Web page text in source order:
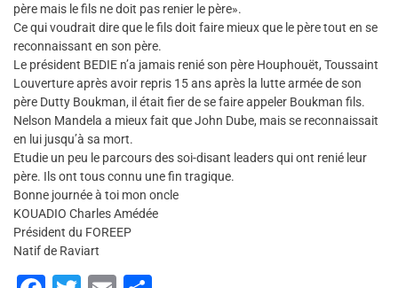
père mais le fils ne doit pas renier le père».
Ce qui voudrait dire que le fils doit faire mieux que le père tout en se
reconnaissant en son père.
Le président BEDIE n’a jamais renié son père Houphouët, Toussaint
Louverture après avoir repris 15 ans après la lutte armée de son
père Dutty Boukman, il était fier de se faire appeler Boukman fils.
Nelson Mandela a mieux fait que John Dube, mais se reconnaissait
en lui jusqu’à sa mort.
Etudie un peu le parcours des soi-disant leaders qui ont renié leur
père. Ils ont tous connu une fin tragique.
Bonne journée à toi mon oncle
KOUADIO Charles Amédée
Président du FOREEP
Natif de Raviart